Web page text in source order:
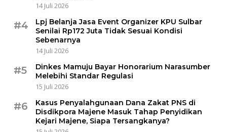
14 Juli 2026
#4
Lpj Belanja Jasa Event Organizer KPU Sulbar
Senilai Rp172 Juta Tidak Sesuai Kondisi
Sebenarnya
14 Juli 2026
#5
Dinkes Mamuju Bayar Honorarium Narasumber
Melebihi Standar Regulasi
15 Juli 2026
#6
Kasus Penyalahgunaan Dana Zakat PNS di
Disdikpora Majene Masuk Tahap Penyidikan
Kejari Majene, Siapa Tersangkanya?